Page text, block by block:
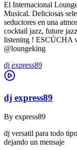
El Internacional
Musical. Deliciosas
seductores en una
cocktail jazz, future
listening ! ESCÚCHA
@loungeking
dj express89
dj express89
By express89
dj versatil para todo
dejando un mensaje